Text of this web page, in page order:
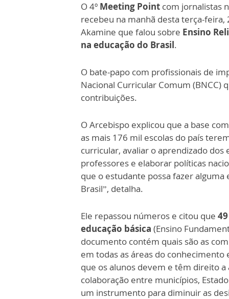
O 4º Meeting Point com jornalistas
recebeu na manhã desta terça-feira,
Akamine que falou sobre Ensino
na educação do Brasil.
O bate-papo com profissionais de
Nacional Curricular Comum (BNCC)
contribuições.
O Arcebispo explicou que a base
as mais 176 mil escolas do país
curricular, avaliar o aprendizado
professores e elaborar políticas
que o estudante possa fazer
Brasil”, detalha.
Ele repassou números e citou que
educação básica (Ensino
documento contém quais são as
em todas as áreas do
que os alunos devem e têm direito
colaboração entre municípios,
um instrumento para diminuir as